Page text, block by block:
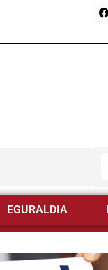
EGURALDIA